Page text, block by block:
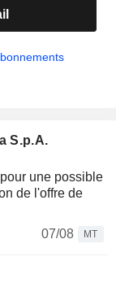
S.p.A.
une possible
de l'offre de
07/08
MT